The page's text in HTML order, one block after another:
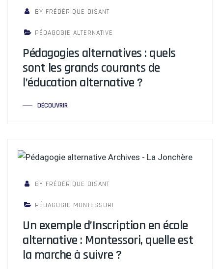
BY FRÉDÉRIQUE DISANT
PÉDAGOGIE ALTERNATIVE
Pédagogies alternatives : quels
sont les grands courants de
l’éducation alternative ?
DÉCOUVRIR
BY FRÉDÉRIQUE DISANT
PÉDAGOGIE MONTESSORI
Un exemple d’Inscription en école
alternative : Montessori, quelle est
la marche à suivre ?